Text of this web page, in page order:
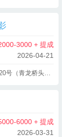
3000 + 提成
2026-04-21
高士路店地址：宜春市袁州区高士路196号附20号（青龙桥头高士路位置）
6000 + 提成
2026-03-31